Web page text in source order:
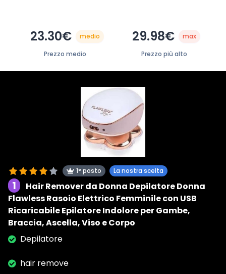
23.30€ medio
Prezzo medio
29.98€ max
Prezzo più alto
1° posto La nostra scelta
1
Hair Remover da Donna Depilatore Donna
Flawless Rasoio Elettrico Femminile con USB
Ricaricabile Epilatore Indolore per Gambe,
Braccia, Ascella, Viso e Corpo
Depilatore
hair remove